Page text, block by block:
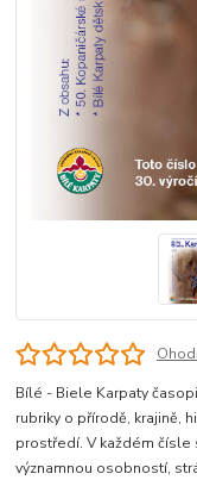
Bílé - Biele Karpaty
rubriky o přírodě, krajině,
prostředí. V každém čísle
významnou osobností,